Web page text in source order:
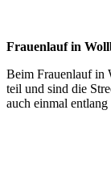
Frauenlauf in
Beim Frauenlauf in
teil und sind die
auch einmal entlang